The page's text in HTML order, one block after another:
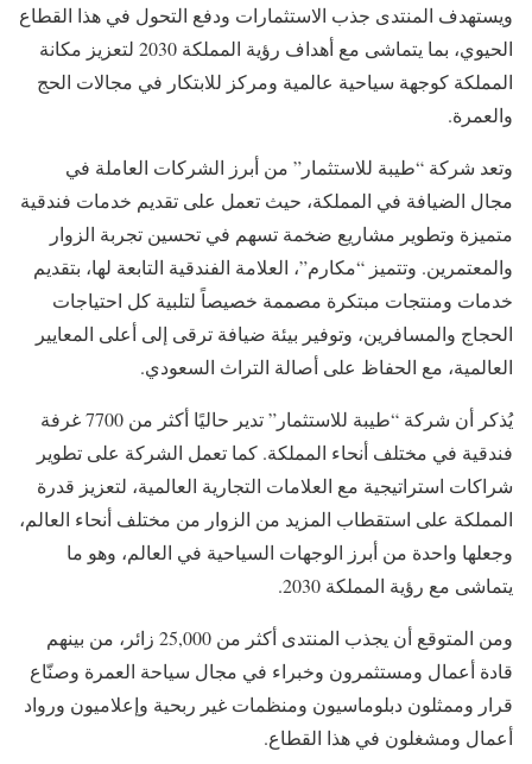
ويستهدف المنتدى جذب الاستثمارات ودفع التحول في هذا القطاع
الحيوي، بما يتماشى مع أهداف رؤية المملكة 2030 لتعزيز مكانة
المملكة كوجهة سياحية عالمية ومركز للابتكار في مجالات الحج
والعمرة.
وتعد شركة “طيبة للاستثمار” من أبرز الشركات العاملة في
مجال الضيافة في المملكة، حيث تعمل على تقديم خدمات فندقية
متميزة وتطوير مشاريع ضخمة تسهم في تحسين تجربة الزوار
والمعتمرين. وتتميز “مكارم”، العلامة الفندقية التابعة لها، بتقديم
خدمات ومنتجات مبتكرة مصممة خصيصاً لتلبية كل احتياجات
الحجاج والمسافرين، وتوفير بيئة ضيافة ترقى إلى أعلى المعايير
العالمية، مع الحفاظ على أصالة التراث السعودي.
يُذكر أن شركة “طيبة للاستثمار” تدير حاليًا أكثر من 7700 غرفة
فندقية في مختلف أنحاء المملكة. كما تعمل الشركة على تطوير
شراكات استراتيجية مع العلامات التجارية العالمية، لتعزيز قدرة
المملكة على استقطاب المزيد من الزوار من مختلف أنحاء العالم،
وجعلها واحدة من أبرز الوجهات السياحية في العالم، وهو ما
يتماشى مع رؤية المملكة 2030.
ومن المتوقع أن يجذب المنتدى أكثر من 25,000 زائر، من بينهم
قادة أعمال ومستثمرون وخبراء في مجال سياحة العمرة وصنّاع
قرار وممثلون دبلوماسيون ومنظمات غير ربحية وإعلاميون ورواد
أعمال ومشغلون في هذا القطاع.